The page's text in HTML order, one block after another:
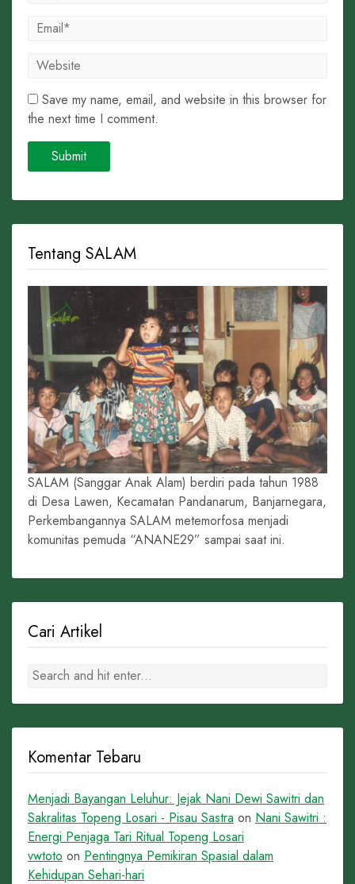
Save my name, email, and website in this browser for
the next time I comment.
Tentang SALAM
SALAM (Sanggar Anak Alam) berdiri pada tahun 1988
di Desa Lawen, Kecamatan Pandanarum, Banjarnegara,
Perkembangannya SALAM metemorfosa menjadi
komunitas pemuda “ANANE29” sampai saat ini.
Cari Artikel
Komentar Tebaru
Menjadi Bayangan Leluhur: Jejak Nani Dewi Sawitri dan
Sakralitas Topeng Losari - Pisau Sastra on Nani Sawitri :
Energi Penjaga Tari Ritual Topeng Losari
vwtoto on Pentingnya Pemikiran Spasial dalam
Kehidupan Sehari-hari